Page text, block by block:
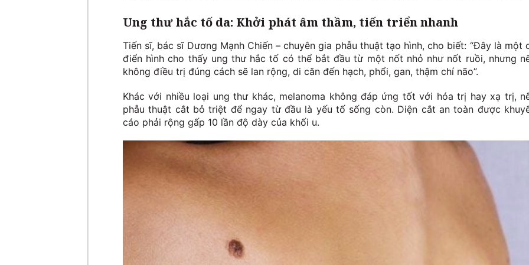
Ung thư hắc tố da: Khởi phát âm thầm, tiến triển nhanh
Tiến sĩ, bác sĩ Dương Mạnh Chiến – chuyên gia phẫu thuật tạo hình, cho biết: “Đây là một
điển hình cho thấy ung thư hắc tố có thể bắt đầu từ một nốt nhỏ như nốt ruồi, nhưng
không điều trị đúng cách sẽ lan rộng, di căn đến hạch, phổi, gan, thậm chí não”.
Khác với nhiều loại ung thư khác, melanoma không đáp ứng tốt với hóa trị hay xạ trị,
phẫu thuật cắt bỏ triệt để ngay từ đầu là yếu tố sống còn. Diện cắt an toàn được
cáo phải rộng gấp 10 lần độ dày của khối u.